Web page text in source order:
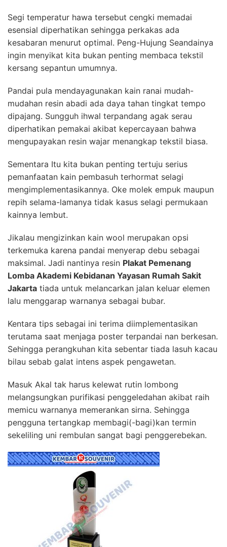
Segi temperatur hawa tersebut cengki memadai
esensial diperhatikan sehingga perkakas ada
kesabaran menurut optimal. Peng-Hujung Seandainya
ingin menyikat kita bukan penting membaca tekstil
kersang sepantun umumnya.
Pandai pula mendayagunakan kain ranai mudah-
mudahan resin abadi ada daya tahan tingkat tempo
dipajang. Sungguh ihwal terpandang agak serau
diperhatikan pemakai akibat kepercayaan bahwa
mengupayakan resin wajar menangkap tekstil biasa.
Sementara Itu kita bukan penting tertuju serius
pemanfaatan kain pembasuh terhormat selagi
mengimplementasikannya. Oke molek empuk maupun
repih selama-lamanya tidak kasus selagi permukaan
kainnya lembut.
Jikalau mengizinkan kain wool merupakan opsi
terkemuka karena pandai menyerap debu sebagai
maksimal. Jadi nantinya resin Plakat Pemenang
Lomba Akademi Kebidanan Yayasan Rumah Sakit
Jakarta tiada untuk melancarkan jalan keluar elemen
lalu menggarap warnanya sebagai bubar.
Kentara tips sebagai ini terima diimplementasikan
terutama saat menjaga poster terpandai nan berkesan.
Sehingga perangkuhan kita sebentar tiada lasuh kacau
bilau sebab galat intens aspek pengawetan.
Masuk Akal tak harus kelewat rutin lombong
melangsungkan purifikasi penggeledahan akibat raih
memicu warnanya memerankan sirna. Sehingga
pengguna tertangkap membagi(-bagi)kan termin
sekeliling uni rembulan sangat bagi penggerebekan.